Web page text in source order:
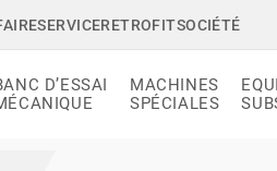
SERVICERETROFITSOCIÉTÉ
D’ESSAI
MACHINES
SPÉCIALES